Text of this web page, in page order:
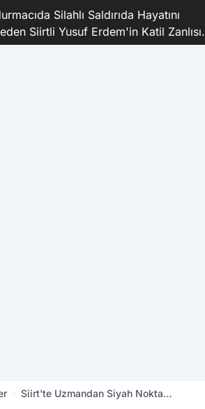
Silahlı Saldırıda Hayatını
Siirtli Yusuf Erdem'in Katil Zanlısı
Tutuklandı
Siirt'te Uzmandan Siyah Nokta